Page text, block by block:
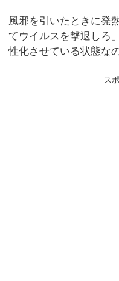
風邪を引いたときに発
てウイルスを撃退しろ
性化させている状態な
ス